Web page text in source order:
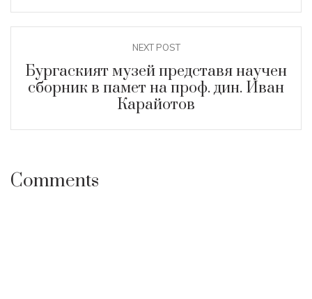
NEXT POST
Бургаският музей представя научен
сборник в памет на проф. дин. Иван
Карайотов
Comments